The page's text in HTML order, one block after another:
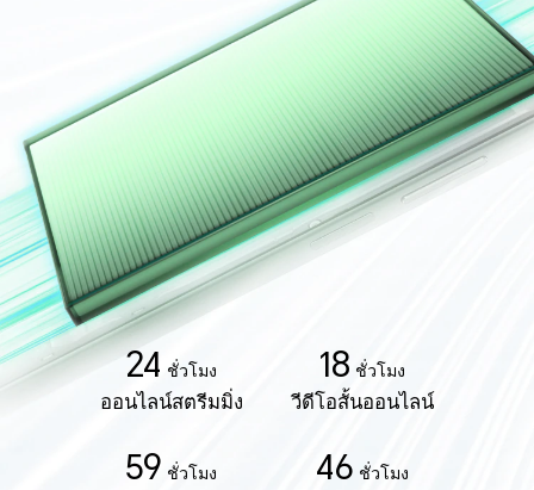
24 ชั่วโมง
ออนไลน์สตรีมมิ่ง
18 ชั่วโมง
วีดีโอสั้นออนไลน์
59 ชั่วโมง 46 ชั่วโมง